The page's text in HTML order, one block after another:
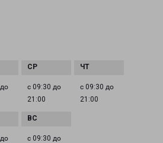
с 09:30 до
21:00
с 09:30 до
21:00
с 09:30 до